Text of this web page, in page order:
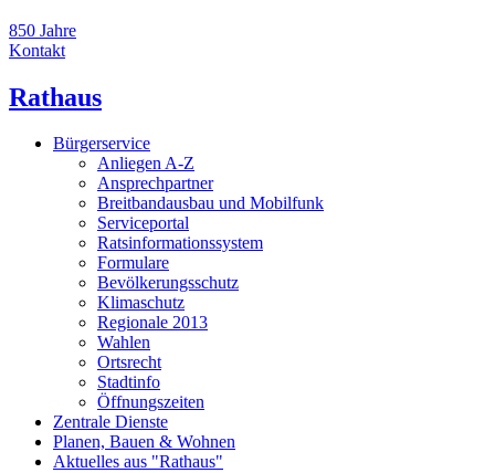
850 Jahre
Kontakt
Rathaus
Bürgerservice
Anliegen A-Z
Ansprechpartner
Breitbandausbau und Mobilfunk
Serviceportal
Ratsinformationssystem
Formulare
Bevölkerungsschutz
Klimaschutz
Regionale 2013
Wahlen
Ortsrecht
Stadtinfo
Öffnungszeiten
Zentrale Dienste
Planen, Bauen & Wohnen
Aktuelles aus "Rathaus"